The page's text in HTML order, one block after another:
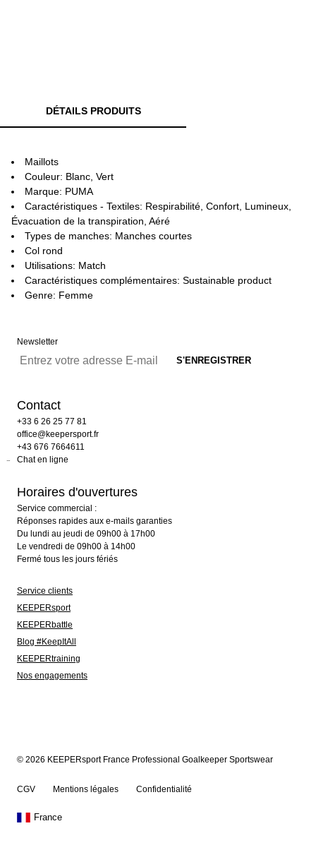
DÉTAILS PRODUITS
Maillots
Couleur: Blanc, Vert
Marque: PUMA
Caractéristiques - Textiles: Respirabilité, Confort, Lumineux,
Évacuation de la transpiration, Aéré
Types de manches: Manches courtes
Col rond
Utilisations: Match
Caractéristiques complémentaires: Sustainable product
Genre: Femme
Newsletter
Contact
+33 6 26 25 77 81
office@keepersport.fr
+43 676 7664611
Chat en ligne
Horaires d'ouvertures
Service commercial :
Réponses rapides aux e-mails garanties
Du lundi au jeudi de 09h00 à 17h00
Le vendredi de 09h00 à 14h00
Fermé tous les jours fériés
Service clients
KEEPERsport
KEEPERbattle
Blog #KeepItAll
KEEPERtraining
Nos engagements
© 2026 KEEPERsport France Professional Goalkeeper Sportswear
CGV Mentions légales Confidentialité
France